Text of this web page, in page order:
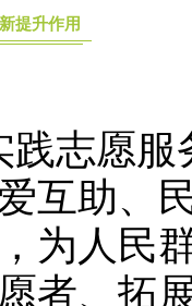
提升作用
志愿服
互助、
为人民
者、拓